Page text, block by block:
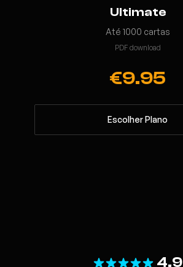
Ultimate
Até 1000 cartas
PDF download
€9.95
Escolher Plano
4.9